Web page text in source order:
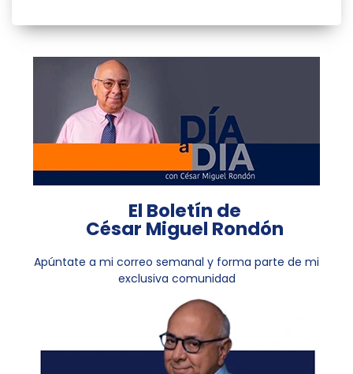
El Boletín de
César Miguel Rondón
Apúntate a mi correo semanal y forma parte de mi
exclusiva comunidad